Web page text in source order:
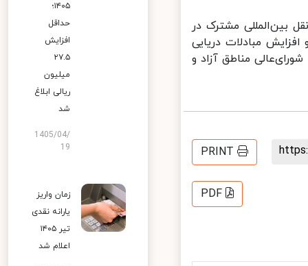
بین‌المللی مشترک در
مبادلات دریایی
مناطق آزاد و
PRINT
PDF
۱۴۰۵؛
حداقل
افزایش
۲۷.۵
میلیون
ریالی ابلاغ
شد
1405/04/
19
زمان واریز
یارانه نقدی
تیر ۱۴۰۵
اعلام شد